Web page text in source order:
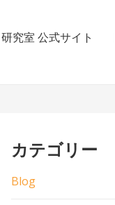
究室 公式サイト
カテゴリー
Blog